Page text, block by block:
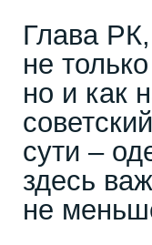
Глава
не
но и как
сути –
здесь
не